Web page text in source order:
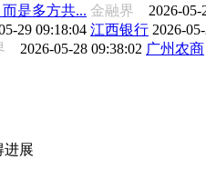
是多方共... 金融界 2026-05-
29 09:18:04 江西银行 2026-
2026-05-28 09:38:02 广州农商
进展